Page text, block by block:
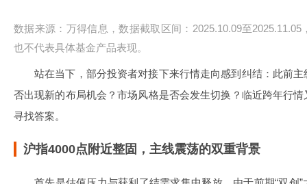
数据来源：万得信息，数据截取区间：2025.10.09至
也不代表具体基金产品表现。
站在当下，部分投资者对接下来行情走向感到纠结：此前
否出现新的布局机会？市场风格是否会发生切换？临近跨年行
寻找答案。
沪指4000点附近整固，主线震荡的双重背景